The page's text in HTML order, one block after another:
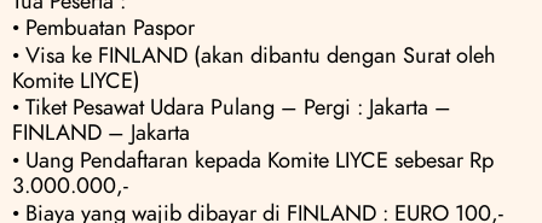
• Pembuatan Paspor
• Visa ke FINLAND (akan dibantu dengan Surat oleh
Komite LIYCE)
• Tiket Pesawat Udara Pulang – Pergi : Jakarta –
FINLAND – Jakarta
• Uang Pendaftaran kepada Komite LIYCE sebesar Rp
3.000.000,-
• Biaya yang wajib dibayar di FINLAND : EURO 100,-